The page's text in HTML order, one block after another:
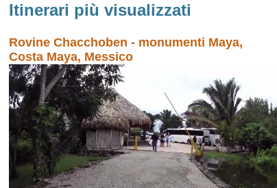
Itinerari più visualizzati
Rovine Chacchoben - monumenti Maya,
Costa Maya, Messico